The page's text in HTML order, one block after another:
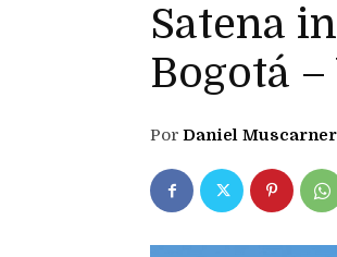
Satena
Bogotá
Por Daniel